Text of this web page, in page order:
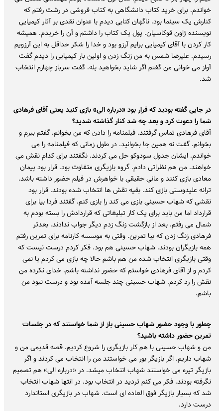
خواندم. برای خرید کتاب دانشگاهی به کتاب فروشی در رشت رفتم که
کنارش یک سینما بود. ناگهان کتابی دیدم با عنوان نقدی بر آثار کیمیایی
نویسنده ژاون قوکاسیان. پول یک کتاب را داشتم و آن را خریدم. همیشه
کار کردن با آقای کیمیایی برایم آرزو بود و خدا را شکر حداقل به این آرزویم
رسیدم. علیرضا شمس به من زنگ زدن و اولین بار کیمیایی را دیدم گفت
آواز می خوانی من گفتم اگر شاید بخواهید بله. گفت سرباز چهارم انتخاب
شد.
در جایی گفته بودید که قرار بود «درباره الی» بازی کنید یعنی آقای فرهادی
شما را دعوت کرد و بعد چه شد کنار گذاشته شدید؟
آقای فرهادی تماس گرفتند. فیلمنامه را دادن که من بخوانم. گفتم ببرم و
بخوانم. گفت نه همین جا بخوانید. در طول زمانی که فیلمنامه را می
خواندم. ایشان جدول سودوکو حل می کردند. نگفتند برای کدام نقش می
خواهند. من هم نظراتی دادم. گروه بازیگری متفاوت بود. قرار بود پیمان
معادی بازی کنند و مانی حقیقی با خواهرش در فیلم حضور داشته باشد.
ترانه علیدوستی بازی کند. بقیه نقش ها انتخاب شده بودند. قرار بود
نقشی که شهاب حسینی بازی می کند را بازی کنم. گفتند فردا بیا برای
قرارداد اما من باید برای یک کار تبلیغاتی که قراردادش را بسته بودم به
شمال می رفتم. بعد از بازگشت زنگ زدم دیگر جواب ندادند. بعدتر
فرهادی زنگ زدن که بیا تمرین. وقتی به موسسه کارنامه برای تمرین رفتم
همه بازیگران بودند. شهاب حسینی هم بود. فکر کردم درست نیست که
وقتی بازیگری انتخاب شده من هم باشم حالا چه بازی می کردم یا نمی
کردم و از آقای فرهادی خواستم که حضور نداشته باشم. خدای نکرده من
نقش را رد کردم. شهاب حسینی چند جلسه آمده بود و درست نبود من
باشم.
چطور با وجود حضور شهاب حسینی باز از شما خواستند که در جلسات
تمرین حضور داشته باشید؟
من و شهاب حسینی با هم کار بازیگری را شروع کردیم. قصه قدیمی من و
شهاب داریم. اگر بازیگر بور می خواستند من را انتخاب می کردند و اگر
بازیگر تیره می خواستند شهاب انتخاب میشد. در «درباره الی» هم تصمیم
نگرفته بودند. فکر می کنم تردید در انتخاب بود. در انتها شهاب انتخاب
شد که بسیار بازیگر فوق العاده ای است. شهاب در بازیگری استاندارد
درست دارد.